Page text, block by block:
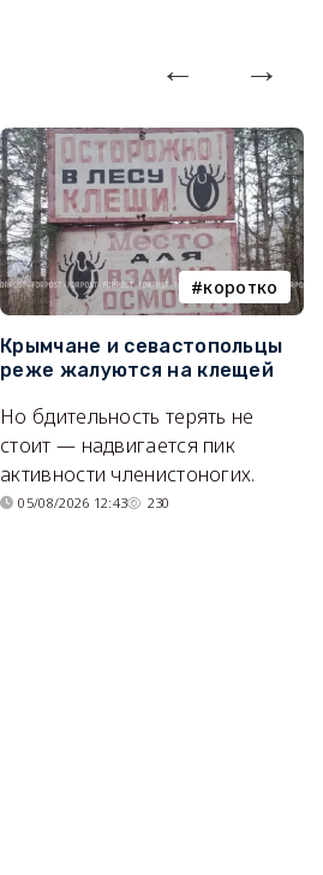
коротко
Крымчане и севастопольцы
реже жалуются на клещей
Но бдительность терять не
стоит — надвигается пик
активности членистоногих.
05/08/2026 12:43 230